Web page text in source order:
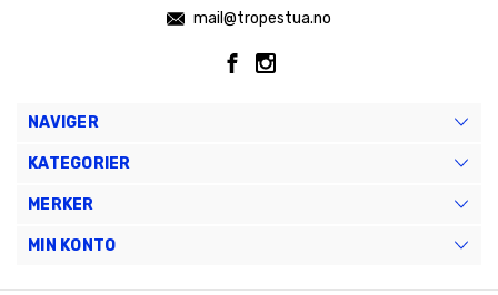
mail@tropestua.no
NAVIGER
KATEGORIER
MERKER
MIN KONTO